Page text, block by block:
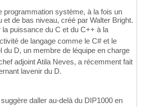
programmation système, à la fois un
et de bas niveau, créé par Walter Bright.
la puissance du C et du C++ à la
de langage comme le C# et le
D, un membre de léquipe en charge
adjoint Atila Neves, a récemment fait
lavenir du D.
daller au-delà du DIP1000 en